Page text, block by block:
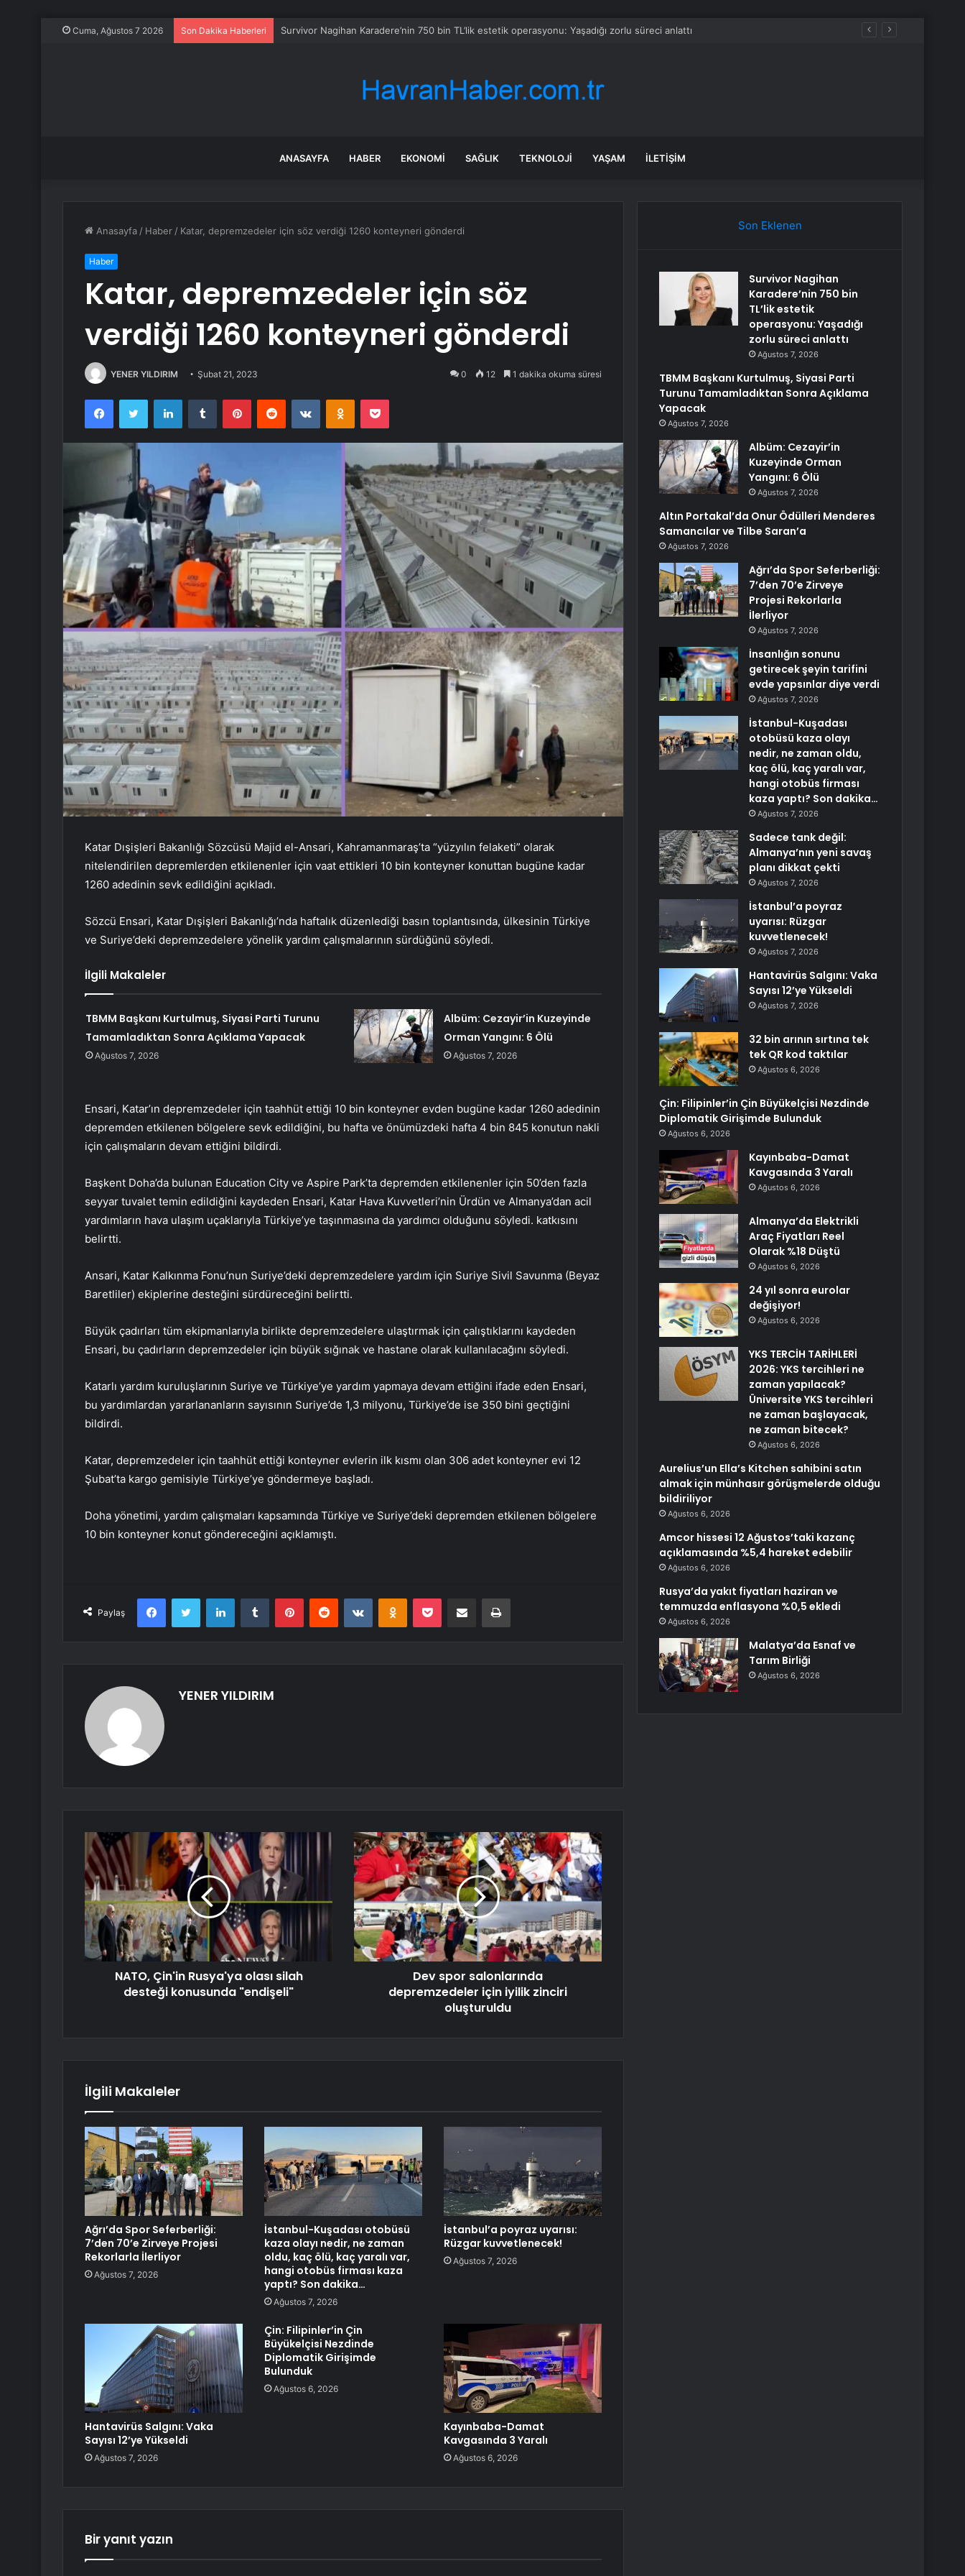
Cuma, Ağustos 7 2026 Son Dakika Haberleri TBMM Başkanı Kurtulmuş, Siyasi Parti Turunu Tamamladıktan Sonra Açıklama Yapacak
ANASAYFA HABER EKONOMI SAĞLIK TEKNOLOJI YAŞAM İLETIŞIM
Anasayfa / Haber / Katar, depremzedeler için söz verdiği 1260 konteyneri gönderdi
Haber
Katar, depremzedeler için söz
verdiği 1260 konteyneri gönderdi
YENER YILDIRIM Şubat 21, 2023 0 12 1 dakika okuma süresi
FacebookTwitter LinkedInTumblr PinterestReddit VKontakteOdnoklassniki
Pocket
Katar Dışişleri Bakanlığı Sözcüsü Majid el-Ansari, Kahramanmaraş’ta “yüzyılın felaketi” olarak
nitelendirilen depremlerden etkilenenler için vaat ettikleri 10 bin konteyner konuttan bugüne kadar
1260 adedinin sevk edildiğini açıkladı.
Sözcü Ensari, Katar Dışişleri Bakanlığı’nda haftalık düzenlediği basın toplantısında, ülkesinin Türkiye
ve Suriye’deki depremzedelere yönelik yardım çalışmalarının sürdüğünü söyledi.
İlgili Makaleler
TBMM Başkanı Kurtulmuş, Siyasi Parti Turunu
Tamamladıktan Sonra Açıklama Yapacak
Ağustos 7, 2026
Albüm: Cezayir’in Kuzeyinde
Orman Yangını: 6 Ölü
Ağustos 7, 2026
Ensari, Katar’ın depremzedeler için taahhüt ettiği 10 bin konteyner evden bugüne kadar 1260 adedinin
depremden etkilenen bölgelere sevk edildiğini, bu hafta ve önümüzdeki hafta 4 bin 845 konutun nakli
için çalışmaların devam ettiğini bildirdi.
Başkent Doha’da bulunan Education City ve Aspire Park’ta depremden etkilenenler için 50’den fazla
seyyar tuvalet temin edildiğini kaydeden Ensari, Katar Hava Kuvvetleri’nin Ürdün ve Almanya’dan acil
yardımların hava ulaşım uçaklarıyla Türkiye’ye taşınmasına da yardımcı olduğunu söyledi. katkısını
belirtti.
Ansari, Katar Kalkınma Fonu’nun Suriye’deki depremzedelere yardım için Suriye Sivil Savunma (Beyaz
Baretliler) ekiplerine desteğini sürdüreceğini belirtti.
Büyük çadırları tüm ekipmanlarıyla birlikte depremzedelere ulaştırmak için çalıştıklarını kaydeden
Ensari, bu çadırların depremzedeler için büyük sığınak ve hastane olarak kullanılacağını söyledi.
Katarlı yardım kuruluşlarının Suriye ve Türkiye’ye yardım yapmaya devam ettiğini ifade eden Ensari,
bu yardımlardan yararlananların sayısının Suriye’de 1,3 milyonu, Türkiye’de ise 350 bini geçtiğini
bildirdi.
Katar, depremzedeler için taahhüt ettiği konteyner evlerin ilk kısmı olan 306 adet konteyner evi 12
Şubat’ta kargo gemisiyle Türkiye’ye göndermeye başladı.
Doha yönetimi, yardım çalışmaları kapsamında Türkiye ve Suriye’deki depremden etkilenen bölgelere
10 bin konteyner konut göndereceğini açıklamıştı.
Paylaş
FacebookTwitter LinkedInTumblr PinterestReddit VKontakteOdnoklassniki
Pocket E-Posta ile paylaş Yazdır
YENER YILDIRIM
NATO, Çin'in Rusya'ya olası silah
desteği konusunda "endişeli"
Dev spor salonlarında
depremzedeler için iyilik zinciri
oluşturuldu
İlgili Makaleler
Ağrı’da Spor Seferberliği:
7’den 70’e Zirveye Projesi
Rekorlarla İlerliyor
Ağustos 7, 2026
İstanbul-Kuşadası otobüsü
kaza olayı nedir, ne zaman
oldu, kaç ölü, kaç yaralı var,
hangi otobüs firması kaza
yaptı? Son dakika…
Ağustos 7, 2026
İstanbul’a poyraz uyarısı:
Rüzgar kuvvetlenecek!
Ağustos 7, 2026
Hantavirüs Salgını: Vaka
Sayısı 12’ye Yükseldi
Ağustos 7, 2026
Çin: Filipinler’in Çin
Büyükelçisi Nezdinde
Diplomatik Girişimde
Bulunduk
Ağustos 6, 2026
Kayınbaba-Damat
Kavgasında 3 Yaralı
Ağustos 6, 2026
Bir yanıt yazın
Son Eklenen
Survivor Nagihan
Karadere’nin 750 bin
TL’lik estetik
operasyonu: Yaşadığı
zorlu süreci anlattı
Ağustos 7, 2026
TBMM Başkanı Kurtulmuş, Siyasi Parti
Turunu Tamamladıktan Sonra Açıklama
Yapacak
Ağustos 7, 2026
Albüm: Cezayir’in
Kuzeyinde Orman
Yangını: 6 Ölü
Ağustos 7, 2026
Altın Portakal’da Onur Ödülleri Menderes
Samancılar ve Tilbe Saran’a
Ağustos 7, 2026
Ağrı’da Spor Seferberliği:
7’den 70’e Zirveye
Projesi Rekorlarla
İlerliyor
Ağustos 7, 2026
İnsanlığın sonunu
getirecek şeyin tarifini
evde yapsınlar diye verdi
Ağustos 7, 2026
İstanbul-Kuşadası
otobüsü kaza olayı
nedir, ne zaman oldu,
kaç ölü, kaç yaralı var,
hangi otobüs firması
kaza yaptı? Son dakika…
Ağustos 7, 2026
Sadece tank değil:
Almanya’nın yeni savaş
planı dikkat çekti
Ağustos 7, 2026
İstanbul’a poyraz
uyarısı: Rüzgar
kuvvetlenecek!
Ağustos 7, 2026
Hantavirüs Salgını: Vaka
Sayısı 12’ye Yükseldi
Ağustos 7, 2026
32 bin arının sırtına tek
tek QR kod taktılar
Ağustos 6, 2026
Çin: Filipinler’in Çin Büyükelçisi Nezdinde
Diplomatik Girişimde Bulunduk
Ağustos 6, 2026
Kayınbaba-Damat
Kavgasında 3 Yaralı
Ağustos 6, 2026
Almanya’da Elektrikli
Araç Fiyatları Reel
Olarak %18 Düştü
Ağustos 6, 2026
24 yıl sonra eurolar
değişiyor!
Ağustos 6, 2026
YKS TERCİH TARİHLERİ
2026: YKS tercihleri ne
zaman yapılacak?
Üniversite YKS tercihleri
ne zaman başlayacak,
ne zaman bitecek?
Ağustos 6, 2026
Aurelius’un Ella’s Kitchen sahibini satın
almak için münhasır görüşmelerde olduğu
bildiriliyor
Ağustos 6, 2026
Amcor hissesi 12 Ağustos’taki kazanç
açıklamasında %5,4 hareket edebilir
Ağustos 6, 2026
Rusya’da yakıt fiyatları haziran ve
temmuzda enflasyona %0,5 ekledi
Ağustos 6, 2026
Malatya’da Esnaf ve
Tarım Birliği
Ağustos 6, 2026